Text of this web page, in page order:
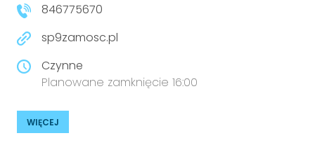
846775670
sp9zamosc.pl
Czynne
Planowane zamknięcie 16:00
WIĘCEJ